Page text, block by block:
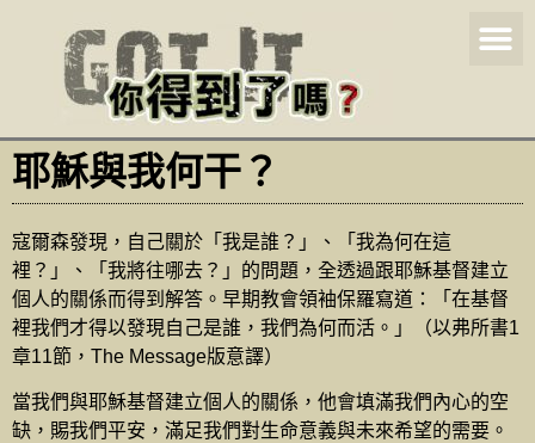
耶穌與我何干？
寇爾森發現，自己關於「我是誰？」、「我為何在這
裡？」、「我將往哪去？」的問題，全透過跟耶穌基督建立
個人的關係而得到解答。早期教會領袖保羅寫道：「在基督
裡我們才得以發現自己是誰，我們為何而活。」（以弗所書1
章11節，The Message版意譯）
當我們與耶穌基督建立個人的關係，他會填滿我們內心的空
缺，賜我們平安，滿足我們對生命意義與未來希望的需要。